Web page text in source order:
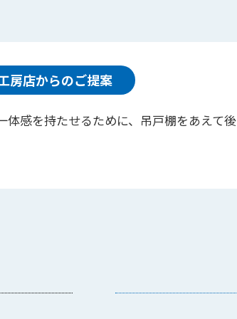
房店からのご提案
体感を持たせるために、吊戸棚をあえて